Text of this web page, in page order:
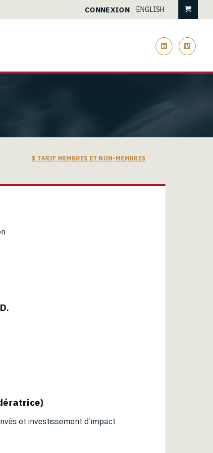
CONNEXION ENGLISH
linkedinvimeo
$ TARIF MEMBRES ET NON-MEMBRES
et investissement d’impact